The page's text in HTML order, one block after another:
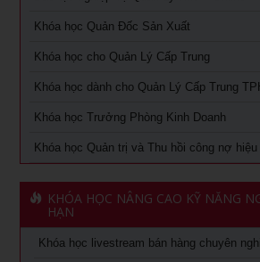
Khóa học livestream bán hàng chuyên
Cách đăng bán hàng trên Facebook hiệu
Khóa học Digital Marketing dành cho
Khoá học Kinh Doanh online chuyên
Khóa học Quản trị và Thu hồi công nợ
Chiến lược nguồn nhân lực trong thời
Kỹ Năng Lãnh Đạo Cao Cấp
khóa học kaizen 5s – hiểu đúng và làm
Khóa học Quản trị mua hàng
Khóa học Quản Đốc Sản Xuất
Khóa học cho Quản Lý Cấp Trung
Khóa học dành cho Quản Lý Cấp Trung
Khóa học Trưởng Phòng Kinh Doanh
Khóa học Quản trị và Thu hồi công nợ hiệu
KHÓA HỌC NÂNG CAO KỸ NĂNG
HẠN
Khóa học livestream bán hàng chuyên